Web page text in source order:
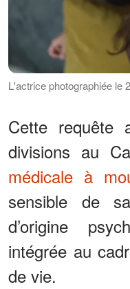
L'actrice photographiée le
Cette requête
divisions au
médicale à
sensible de
d’origine
intégrée au
de vie.